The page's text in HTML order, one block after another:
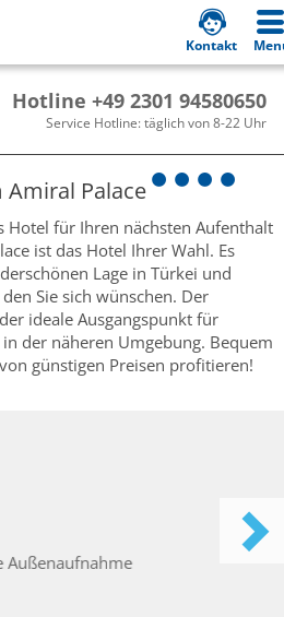
Hotline +49 2301 94580650
Service Hotline: täglich von 8-22 Uhr
Kontakt
Amiral Palace
Hotel für Ihren nächsten Aufenthalt
ist das Hotel Ihrer Wahl. Es
Lage in Türkei und
Sie sich wünschen. Der
ideale Ausgangspunkt für
der näheren Umgebung. Bequem
günstigen Preisen profitieren!